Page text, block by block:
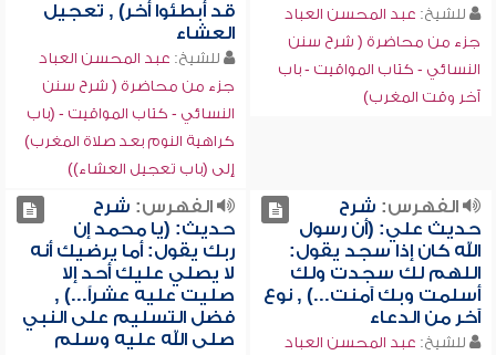
للشيخ: عبد المحسن العباد
جزء من محاضرة ( شرح سنن
النسائي - كتاب المواقيت - باب
آخر وقت المغرب)
قد أبطئوا أخر) , تعجيل
العشاء
للشيخ: عبد المحسن العباد
جزء من محاضرة ( شرح سنن
النسائي - كتاب المواقيت - (باب
كراهية النوم بعد صلاة المغرب)
إلى (باب تعجيل العشاء))
الفهرس: شرح
حديث علي: (أن رسول
الله كان إذا سجد يقول:
اللهم لك سجدت ولك
أسلمت وبك آمنت...) , نوع
آخر من الدعاء
للشيخ: عبد المحسن العباد
الفهرس: شرح
حديث: (يا محمد إن
ربك يقول: أما يرضيك أنه
لا يصلي عليك أحد إلا
صليت عليه عشراً...) ,
فضل التسليم على النبي
صلى الله عليه وسلم